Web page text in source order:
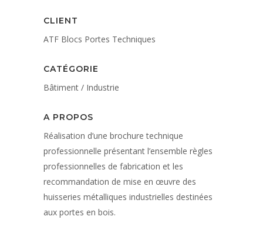
CLIENT
ATF Blocs Portes Techniques
CATÉGORIE
Bâtiment / Industrie
A PROPOS
Réalisation d’une brochure technique
professionnelle présentant l’ensemble règles
professionnelles de fabrication et les
recommandation de mise en œuvre des
huisseries métalliques industrielles destinées
aux portes en bois.